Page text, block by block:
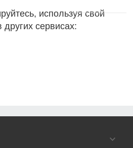
используя свой
других сервисах: